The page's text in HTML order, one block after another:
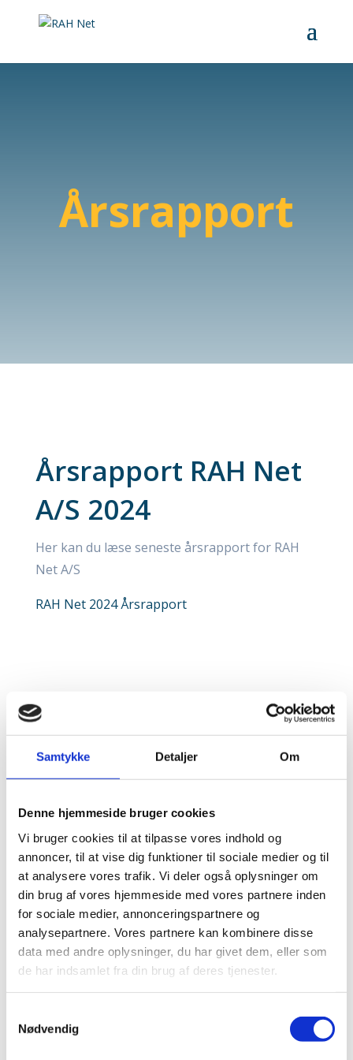
Samtykke Detaljer Om
Denne hjemmeside bruger cookies
Vi bruger cookies til at tilpasse vores indhold og
annoncer, til at vise dig funktioner til sociale medier og til
at analysere vores trafik. Vi deler også oplysninger om
din brug af vores hjemmeside med vores partnere inden
for sociale medier, annonceringspartnere og
analysepartnere. Vores partnere kan kombinere disse
data med andre oplysninger, du har givet dem, eller som
de har indsamlet fra din brug af deres tjenester.
Nødvendig
Årsrapport
Årsrapport RAH Net
A/S 2024
Her kan du læse seneste årsrapport for RAH
Net A/S
RAH Net 2024 Årsrapport